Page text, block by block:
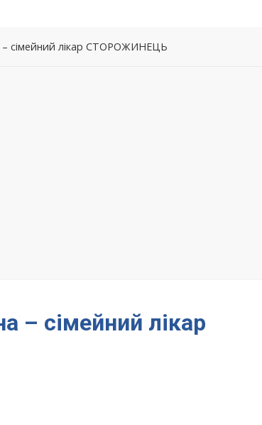
– сімейний лікар СТОРОЖИНЕЦЬ
– сімейний лікар